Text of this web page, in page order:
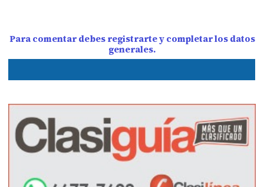
Para comentar debes registrarte y completar los datos
generales.